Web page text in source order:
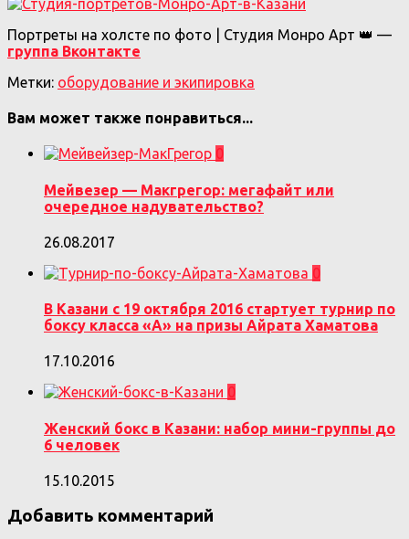
Портреты на холсте по фото | Студия Монро Арт 👑 —
группа Вконтакте
Метки: оборудование и экипировка
Вам может также понравиться...
0
Мейвезер — Макгрегор: мегафайт или
очередное надувательство?
26.08.2017
0
В Казани с 19 октября 2016 стартует турнир по
боксу класса «А» на призы Айрата Хаматова
17.10.2016
0
Женский бокс в Казани: набор мини-группы до
6 человек
15.10.2015
Добавить комментарий